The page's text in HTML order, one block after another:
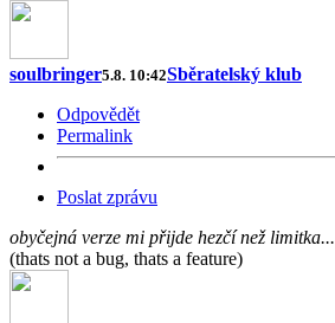
soulbringer5.8. 10:42Sběratelský klub
Odpovědět
Permalink
Poslat zprávu
obyčejná verze mi přijde hezčí než limitka...
(thats not a bug, thats a feature)